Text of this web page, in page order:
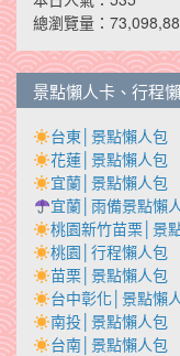
總瀏覽量：
景點懶人卡、行程
台東│景點懶人包
花蓮│景點懶人包
宜蘭│景點懶人包
宜蘭│雨備景點懶
桃園新竹苗栗│景
桃園│行程懶人包
苗栗│景點懶人包
台中彰化│景點懶
南投│景點懶人包
台南│景點懶人包